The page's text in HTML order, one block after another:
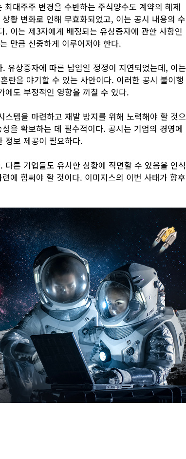
대주주 변경을 수반하는 주식양수도 계약의 해제
황 변화로 인해 무효화되었고, 이는 공시 내용의 수
이는 제3자에게 배정되는 유상증자에 관한 사항인
만큼 신중하게 이루어져야 한다.
유상증자에 따른 납입일 정정이 지연되었는데, 이는
란을 야기할 수 있는 사안이다. 이러한 공시 불이행
에도 부정적인 영향을 끼칠 수 있다.
템을 마련하고 재발 방지를 위해 노력해야 할 것으
을 확보하는 데 필수적이다. 공시는 기업의 경영에
정보 제공이 필요하다.
른 기업들도 유사한 상황에 직면할 수 있음을 인식
에 힘써야 할 것이다. 이미지스의 이번 사태가 향후